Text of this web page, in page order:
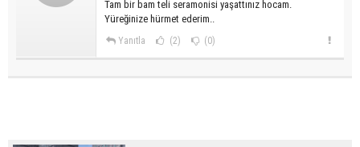
Tam bir bam teli seramonisi yaşattınız hocam.
Yüreğinize hürmet ederim..
Yanıtla (2) (0)